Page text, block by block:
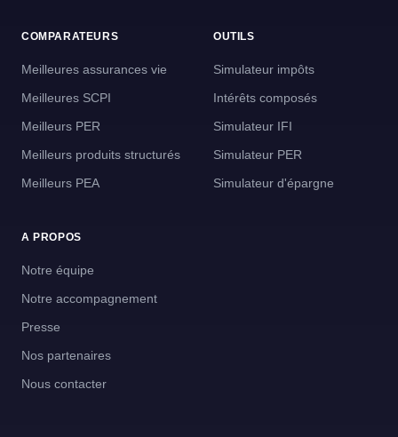
COMPARATEURS
Meilleures assurances vie
Meilleures SCPI
Meilleurs PER
Meilleurs produits structurés
Meilleurs PEA
OUTILS
Simulateur impôts
Intérêts composés
Simulateur IFI
Simulateur PER
Simulateur d'épargne
A PROPOS
Notre équipe
Notre accompagnement
Presse
Nos partenaires
Nous contacter